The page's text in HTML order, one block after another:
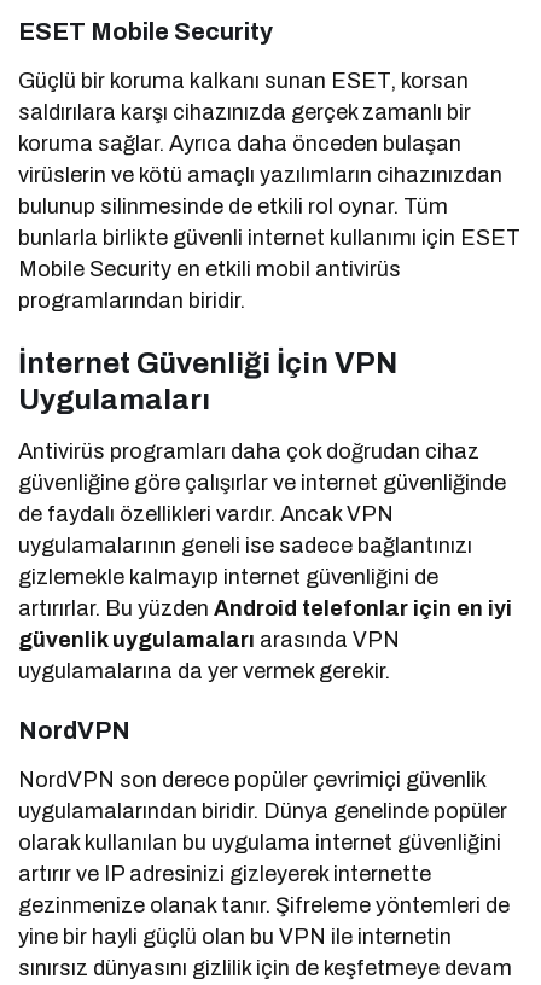
ESET Mobile Security
Güçlü bir koruma kalkanı sunan ESET, korsan
saldırılara karşı cihazınızda gerçek zamanlı bir
koruma sağlar. Ayrıca daha önceden bulaşan
virüslerin ve kötü amaçlı yazılımların cihazınızdan
bulunup silinmesinde de etkili rol oynar. Tüm
bunlarla birlikte güvenli internet kullanımı için ESET
Mobile Security en etkili mobil antivirüs
programlarından biridir.
İnternet Güvenliği İçin VPN
Uygulamaları
Antivirüs programları daha çok doğrudan cihaz
güvenliğine göre çalışırlar ve internet güvenliğinde
de faydalı özellikleri vardır. Ancak VPN
uygulamalarının geneli ise sadece bağlantınızı
gizlemekle kalmayıp internet güvenliğini de
artırırlar. Bu yüzdenAndroid telefonlar için en iyi
güvenlik uygulamaları arasında VPN
uygulamalarına da yer vermek gerekir.
NordVPN
NordVPN son derece popüler çevrimiçi güvenlik
uygulamalarından biridir. Dünya genelinde popüler
olarak kullanılan bu uygulama internet güvenliğini
artırır ve IP adresinizi gizleyerek internette
gezinmenize olanak tanır. Şifreleme yöntemleri de
yine bir hayli güçlü olan bu VPN ile internetin
sınırsız dünyasını gizlilik için de keşfetmeye devam